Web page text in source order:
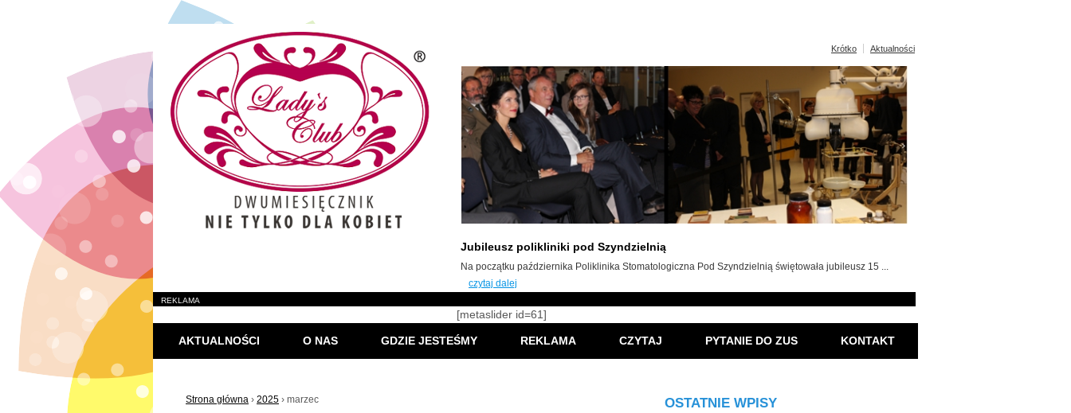
Krótko Aktualności
Jubileusz polikliniki pod Szyndzielnią
Na początku października Poliklinika Stomatologiczna Pod Szyndzielnią świętowała jubileusz 15 ...
czytaj dalej
REKLAMA
[metaslider id=61]
AKTUALNOŚCI O NAS GDZIE JESTEŚMY REKLAMA CZYTAJ PYTANIE DO ZUS KONTAKT
Strona główna › 2025 › marzec OSTATNIE WPISY